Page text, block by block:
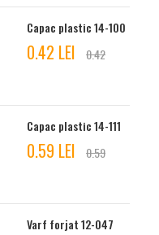
Capac plastic 14-100
0.42 LEI 0.42
Capac plastic 14-111
0.59 LEI 0.59
Varf forjat 12-047